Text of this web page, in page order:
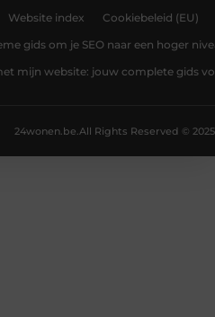
Website index Cookiebeleid (EU)
gids om je SEO naar een hoger
mijn website: jouw complete gids
All Rights Reserved © 2025
24wonen.be.